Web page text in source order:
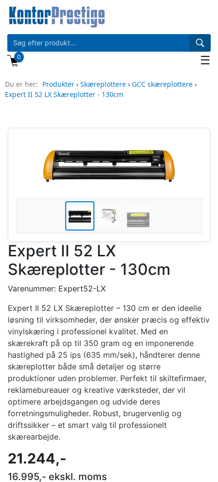
0 ☰
Du er her: Produkter › Skæreplottere › GCC skæreplottere ›
Expert II 52 LX Skæreplotter - 130cm
Expert II 52 LX
Skæreplotter - 130cm
Varenummer: Expert52-LX
Expert II 52 LX Skæreplotter – 130 cm er den ideelle
løsning til virksomheder, der ønsker præcis og effektiv
vinylskæring i professionel kvalitet. Med en
skærekraft på op til 350 gram og en imponerende
hastighed på 25 ips (635 mm/sek), håndterer denne
skæreplotter både små detaljer og større
produktioner uden problemer. Perfekt til skiltefirmaer,
reklamebureauer og kreative værksteder, der vil
optimere arbejdsgangen og udvide deres
forretningsmuligheder. Robust, brugervenlig og
driftssikker – et smart valg til professionelt
skærearbejde.
21.244,-
16.995,- ekskl. moms